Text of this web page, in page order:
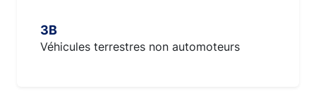
3B
Véhicules terrestres non automoteurs